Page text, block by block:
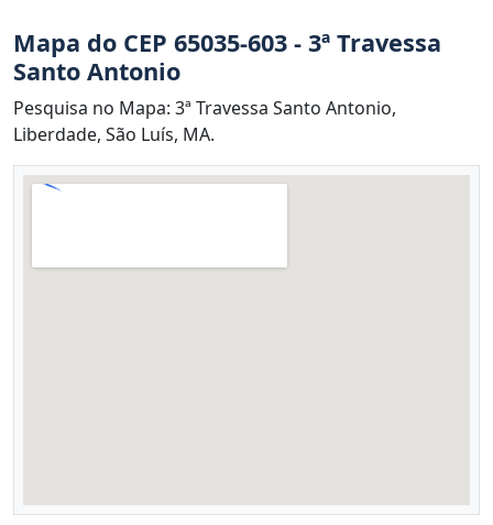
Mapa do CEP 65035-603 - 3ª Travessa
Santo Antonio
Pesquisa no Mapa: 3ª Travessa Santo Antonio,
Liberdade, São Luís, MA.